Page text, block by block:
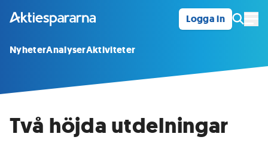
Logga in
NyheterAnalyserAktiviteter
Två höjda utdelningar